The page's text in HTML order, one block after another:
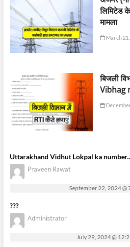
लिमिटेड के
मामला
March
बिजली
Vibhag
Uttarakhand Vidhut Lokpal ka
Praveen Rawat
September 22, 2024 @
???
Administrator
July 29, 2024 @